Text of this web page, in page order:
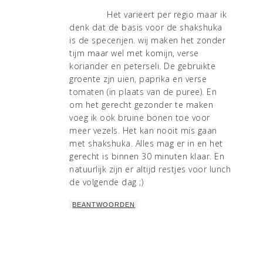
Het varieert per regio maar ik
denk dat de basis voor de shakshuka
is de specerijen. wij maken het zonder
tijm maar wel met komijn, verse
koriander en peterseli. De gebruikte
groente zjn uien, paprika en verse
tomaten (in plaats van de puree). En
om het gerecht gezonder te maken
voeg ik ook bruine bonen toe voor
meer vezels. Het kan nooit mis gaan
met shakshuka. Alles mag er in en het
gerecht is binnen 30 minuten klaar. En
natuurlijk zijn er altijd restjes voor lunch
de volgende dag ;)
BEANTWOORDEN